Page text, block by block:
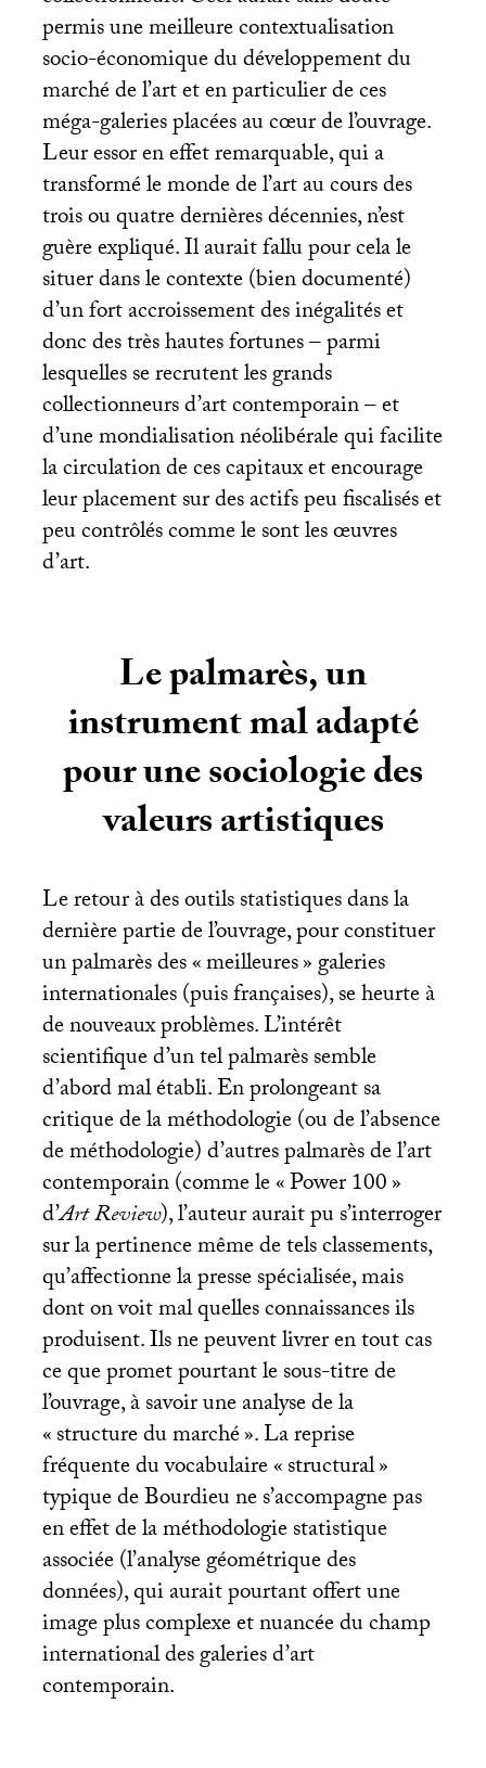
permis une meilleure contextualisation
socio-économique du développement du
marché de l’art et en particulier de ces
méga-galeries placées au cœur de l’ouvrage.
Leur essor en effet remarquable, qui a
transformé le monde de l’art au cours des
trois ou quatre dernières décennies, n’est
guère expliqué. Il aurait fallu pour cela le
situer dans le contexte (bien documenté)
d’un fort accroissement des inégalités et
donc des très hautes fortunes – parmi
lesquelles se recrutent les grands
collectionneurs d’art contemporain – et
d’une mondialisation néolibérale qui facilite
la circulation de ces capitaux et encourage
leur placement sur des actifs peu fiscalisés et
peu contrôlés comme le sont les œuvres
d’art.
Le palmarès, un
instrument mal adapté
pour une sociologie des
valeurs artistiques
Le retour à des outils statistiques dans la
dernière partie de l’ouvrage, pour constituer
un palmarès des «meilleures» galeries
internationales (puis françaises), se heurte à
de nouveaux problèmes. L’intérêt
scientifique d’un tel palmarès semble
d’abord mal établi. En prolongeant sa
critique de la méthodologie (ou de l’absence
de méthodologie) d’autres palmarès de l’art
contemporain (comme le «Power 100»
d’Art Review), l’auteur aurait pu s’interroger
sur la pertinence même de tels classements,
qu’affectionne la presse spécialisée, mais
dont on voit mal quelles connaissances ils
produisent. Ils ne peuvent livrer en tout cas
ce que promet pourtant le sous-titre de
l’ouvrage, à savoir une analyse de la
«structure du marché». La reprise
fréquente du vocabulaire «structural»
typique de Bourdieu ne s’accompagne pas
en effet de la méthodologie statistique
associée (l’analyse géométrique des
données), qui aurait pourtant offert une
image plus complexe et nuancée du champ
international des galeries d’art
contemporain.